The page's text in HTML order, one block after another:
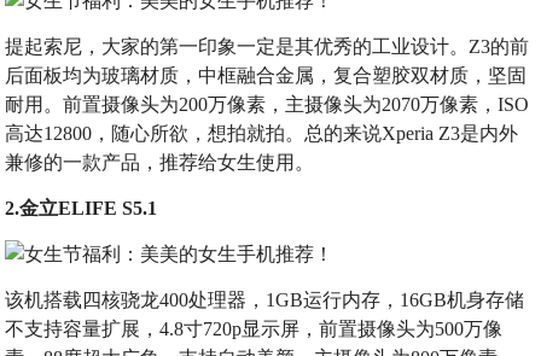
提起索尼，大家的第一印象一定是其优秀的工业设计。Z3的前
后面板均为玻璃材质，中框融合金属，复合塑胶双材质，坚固
耐用。前置摄像头为200万像素，主摄像头为2070万像素，ISO
高达12800，随心所欲，想拍就拍。总的来说Xperia Z3是内外
兼修的一款产品，推荐给女生使用。
2.金立ELIFE S5.1
该机搭载四核骁龙400处理器，1GB运行内存，16GB机身存储
不支持容量扩展，4.8寸720p显示屏，前置摄像头为500万像